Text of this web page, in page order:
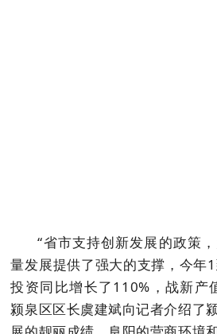
“省市支持创新发展的政策
量发展提供了强大的支撑，今年
投资同比增长了110%，战新产
颍泉区区长虞建斌向记者介绍了